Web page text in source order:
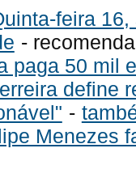
feira
-
paga 50 mil
define
-
Menezes